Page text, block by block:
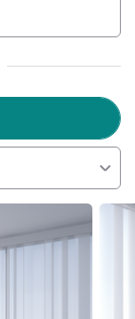
Pokaż